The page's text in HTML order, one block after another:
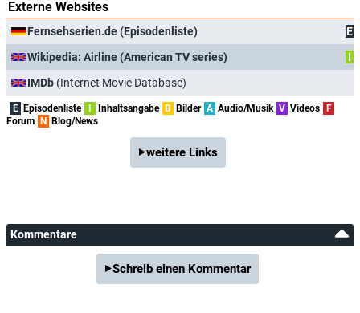
Externe Websites
Fernsehserien.de (Episodenliste)
E
Wikipedia: Airline (American TV series)
I
IMDb (Internet Movie Database)
E Episodenliste Inhaltsangabe B Bilder A Audio/Musik V Videos
F
Forum
N Blog/News
weitere Links
Kommentare
Schreib einen Kommentar